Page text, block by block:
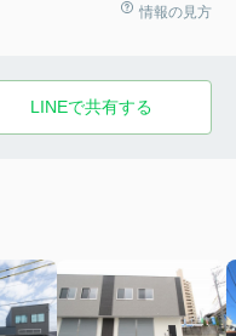
情報の見方
LINEで共有する